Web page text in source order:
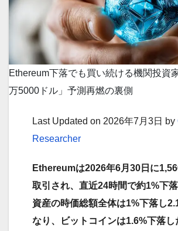
Ethereum下落でも買い続ける機関投資
万5000ドル」予測再燃の裏側
Last Updated on 2026年7月3日 by
Researcher
Ethereumは2026年6月30日に
取引され、直近24時間で約1%下
資産の時価総額全体は1%下落し
なり、ビットコインは1.6%下落し